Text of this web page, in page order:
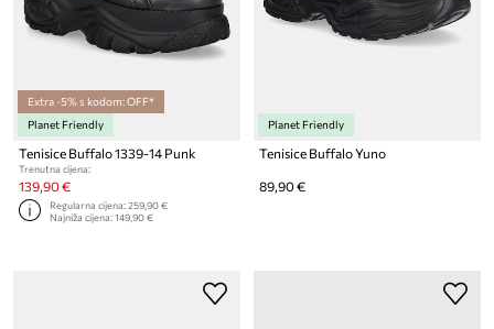
Extra -5% s kodom: OFF*
Planet Friendly
Tenisice Buffalo 1339-14 Punk
Trenutna cijena:
139,90 €
Regularna cijena:259,90 €
Najniža cijena:149,90 €
Planet Friendly
Tenisice Buffalo Yuno
89,90 €